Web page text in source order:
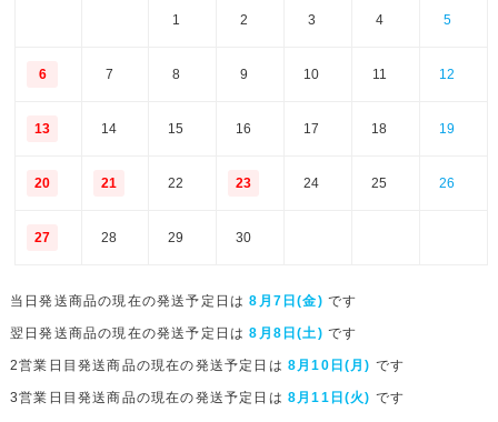
1 2 3 4 5
6 7 8 9 10 11 12
13 14 15 16 17 18 19
20 21 22 23 24 25 26
27 28 29 30
当日発送商品の現在の発送予定日は 8月7日(金) です
翌日発送商品の現在の発送予定日は 8月8日(土) です
2営業日目発送商品の現在の発送予定日は 8月10日(月) です
3営業日目発送商品の現在の発送予定日は 8月11日(火) です